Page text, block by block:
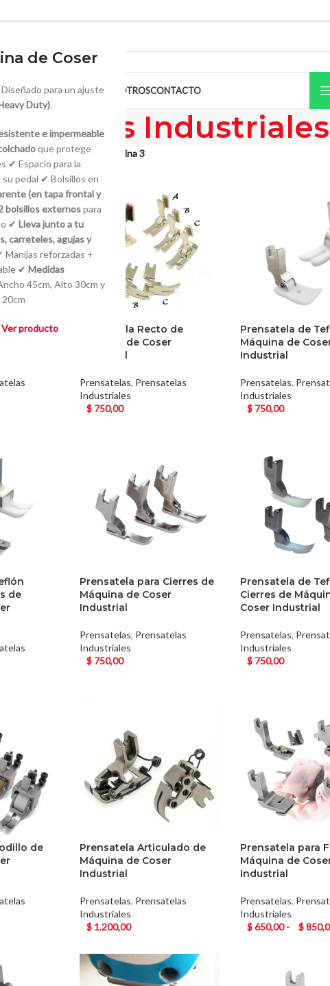
de Coser
Diseñado para un ajuste
Duty).
e impermeable
que protege
✔ Espacio para la
su pedal ✔ Bolsillos en
(en tapa frontal y
bolsillos externospara
✔ Lleva junto a tu
carreteles, agujas y
Manijas reforzadas +
✔ Medidas
45cm, Alto 30cm y
Ver producto
MANUALESCONSEJOSNOSOTROSCONTACTO
Industriales
Prensatelas Industriales Página 3
Pedrería
Prensatela Recto de
Máquina de Coser
Industrial
Prensatelas, Prensatelas
Industriales
$750,00
Prensatela de
Máquina de
Industrial
Prensatelas,
Industriales
$ 750,00
de
Prensatela para Cierres de
Máquina de Coser
Industrial
Prensatelas, Prensatelas
Industriales
$750,00
Prensatela de
Cierres de
Coser Industrial
Prensatelas,
Industriales
$ 750,00
de
Prensatela Articulado de
Máquina de Coser
Industrial
Prensatelas, Prensatelas
Industriales
$1.200,00
Prensatela para
Máquina de
Industrial
Prensatelas,
Industriales
$650,00 - $